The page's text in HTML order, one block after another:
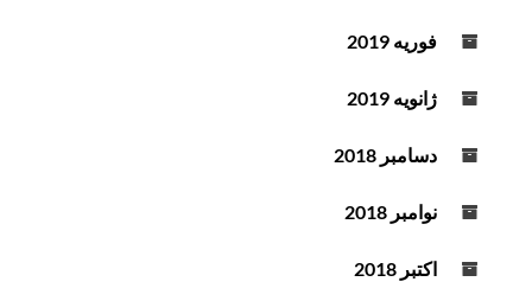
فوریه 2019
ژانویه 2019
دسامبر 2018
نوامبر 2018
اکتبر 2018